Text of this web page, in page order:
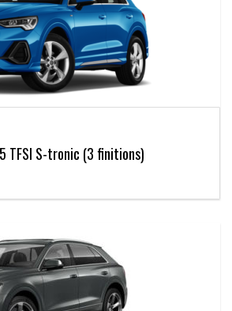
TFSI S-tronic (3 finitions)